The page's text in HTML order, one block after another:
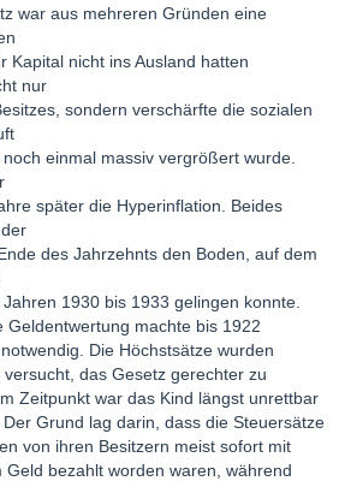
war aus mehreren Gründen eine
Kapital nicht ins Ausland hatten
nur
sondern verschärfte die sozialen
einmal massiv vergrößert wurde.
später die Hyperinflation. Beides
des Jahrzehnts den Boden, auf dem
1930 bis 1933 gelingen konnte.
Geldentwertung machte bis 1922
Die Höchstsätze wurden
das Gesetz gerechter zu
Zeitpunkt war das Kind längst unrettbar
Grund lag darin, dass die Steuersätze
von ihren Besitzern meist sofort mit
Geld bezahlt worden waren, während